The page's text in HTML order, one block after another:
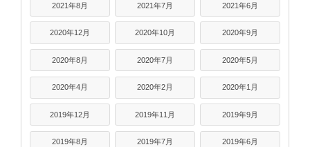
2021年8月 2021年7月 2021年6月
2020年12月 2020年10月 2020年9月
2020年8月 2020年7月 2020年5月
2020年4月 2020年2月 2020年1月
2019年12月 2019年11月 2019年9月
2019年8月 2019年7月 2019年6月